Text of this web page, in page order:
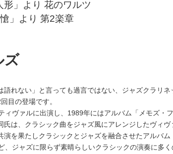
形」より 花のワルツ
」より 第2楽章
ズ
語れない」と言っても過言ではない、ジャズクラリネ
目の登場です。
ィヴァルに出演し、1989年にはアルバム「メモズ・
は、クラシック曲をジャズ風にアレンジしたヴィヴ
演を果たしクラシックとジャズを融合させたアルバム
、ジャズに限らず素晴らしいクラシックの演奏に多